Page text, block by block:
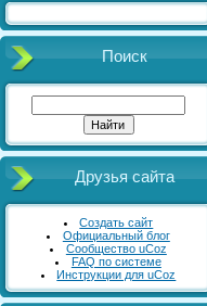
Поиск
Друзья сайта
Создать сайт
Официальный блог
Сообщество uCoz
FAQ по системе
Инструкции для uCoz